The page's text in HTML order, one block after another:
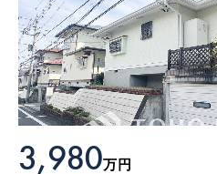
3,980万円